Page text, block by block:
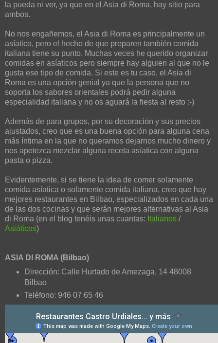
la pueda ni ver, ya que en el Asia di Roma, hay sitio para
ambos.
No nos engañemos, el Asia di Roma es principalmente un
asíatico, pero el hecho de que preparen también comida
italiana tiene su punto. Muchas veces he querido organizar
comidas en asíaticos pero siempre hay alguien al que no le
gusta ese tipo de comida. Si este es tu caso, el Asia di
Roma es una opción genial ya que la persona que no
soporta los sabores orientales podrá pedir alguna
especialidad italiana y no os aguará la fiesta al resto :-)
Además de para grupos, por su decoración y sus precios
ajustados, creo que es una buena opción para alguna cena
más íntima en la que no queramos dejarnos mucho dinero y
nos apetezca mezclar alguna receta asíatica con alguna
pasta o pizza.
Evidentemente, si se tiene la idea de comer solamente
comida asíatica o solamente comida italiana, creo que hay
mejores restaurantes en Bilbao, especializados en cada una
de las dos cocinas y que serán mejores alternativas al Asia
di Roma (en el blog tenéis unas cuantas: Italianos /
Asiáticos)
ASIA DI ROMA (Bilbao)
Dirección: Calle Hurtado de Amezaga, 14 48008
Bilbao
Teléfono: 946 07 65 46